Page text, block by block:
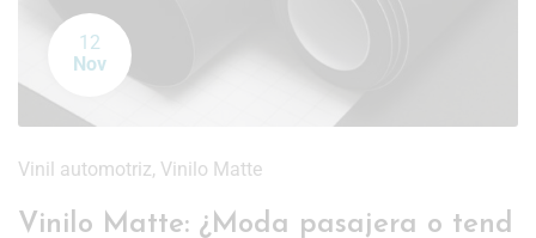
12
Nov
Vinil automotriz, Vinilo Matte
Vinilo Matte: ¿Moda pasajera o tend